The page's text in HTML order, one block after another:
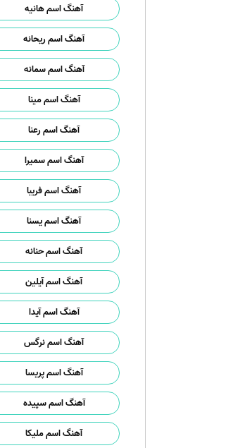
آهنگ اسم هانیه
آهنگ اسم ریحانه
آهنگ اسم سمانه
آهنگ اسم مینا
آهنگ اسم رعنا
آهنگ اسم سمیرا
آهنگ اسم فریبا
آهنگ اسم یسنا
آهنگ اسم حنانه
آهنگ اسم آیلین
آهنگ اسم آیدا
آهنگ اسم نرگس
آهنگ اسم پریسا
آهنگ اسم سپیده
آهنگ اسم ملیکا